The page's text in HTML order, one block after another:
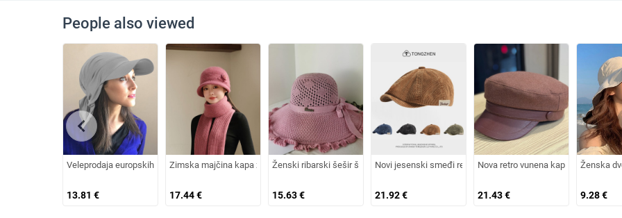
People also viewed
Veleprodaja europskih i američkih izvoznih ljetnih bejzbolskih kapa s vezicom na leđima, vanjski šešir, jednobojni vizir, šal/šešir
13.81 €
Zimska majčina kapa za žene srednjih i starijih godina, pletena od zečjeg krzna, otporna na hladnoću, topla, vunena
17.44€
Ženski ribarski šešir širokog oboda, šešir za sunce, pleteni šešir za sunce, šešir za
15.63€
Novi jesenski smeđi retro baršunasti osmerokutni šešir za
21.92€
Nova retro vunena kapa od
21.43€
Ženska
9.28€
chevron_left